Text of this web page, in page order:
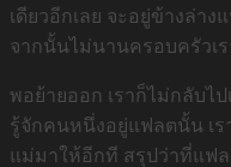
เดียวอีกเลย จะอยู่ข้างล่า
จากนั้นไม่นานครอบครัวเ
พอย้ายออก เราก็ไม่กลับไ
รู้จักคนหนึ่งอยู่แฟลตนั้น เร
แม่มาให้อีกที สรุปว่าที่แฟ